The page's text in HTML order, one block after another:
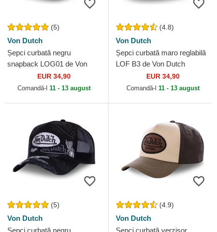
(5)
Von Dutch
Șepci curbată negru
snapback LOG01 de Von
EUR 34,90
Comandă-l 11 - 13 august
(4.8)
Von Dutch
Șepci curbată maro reglabilă
LOF B3 de Von Dutch
EUR 34,90
Comandă-l 11 - 13 august
(5)
Von Dutch
Șepci curbată negru
(4.9)
Von Dutch
Șepci curbată verzișor